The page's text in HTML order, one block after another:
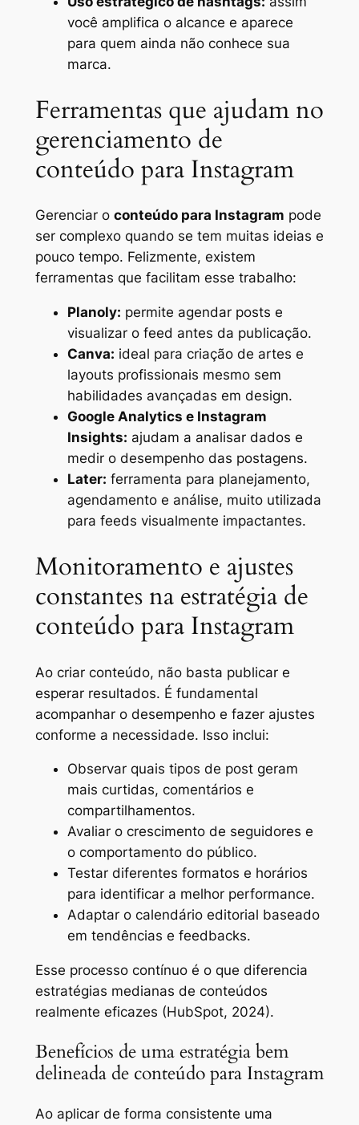
você amplifica o alcance e aparece
para quem ainda não conhece sua
marca.
Ferramentas que ajudam no
gerenciamento de
conteúdo para Instagram
Gerenciar o conteúdo para Instagram pode
ser complexo quando se tem muitas ideias e
pouco tempo. Felizmente, existem
ferramentas que facilitam esse trabalho:
Planoly: permite agendar posts e
visualizar o feed antes da publicação.
Canva: ideal para criação de artes e
layouts profissionais mesmo sem
habilidades avançadas em design.
Google Analytics e Instagram
Insights: ajudam a analisar dados e
medir o desempenho das postagens.
Later: ferramenta para planejamento,
agendamento e análise, muito utilizada
para feeds visualmente impactantes.
Monitoramento e ajustes
constantes na estratégia de
conteúdo para Instagram
Ao criar conteúdo, não basta publicar e
esperar resultados. É fundamental
acompanhar o desempenho e fazer ajustes
conforme a necessidade. Isso inclui:
Observar quais tipos de post geram
mais curtidas, comentários e
compartilhamentos.
Avaliar o crescimento de seguidores e
o comportamento do público.
Testar diferentes formatos e horários
para identificar a melhor performance.
Adaptar o calendário editorial baseado
em tendências e feedbacks.
Esse processo contínuo é o que diferencia
estratégias medianas de conteúdos
realmente eficazes (HubSpot, 2024).
Benefícios de uma estratégia bem
delineada de conteúdo para Instagram
Ao aplicar de forma consistente uma